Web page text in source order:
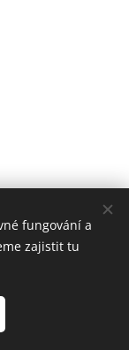
fungování a
zajistit tu